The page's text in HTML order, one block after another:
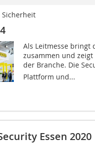
Als Leitmesse bringt
zusammen und
der Branche. Die
Plattform und...
Essen 2020